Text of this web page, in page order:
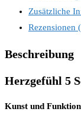
Zusätzliche
Rezensionen
Beschreibung
Herzgefühl 5
Kunst und